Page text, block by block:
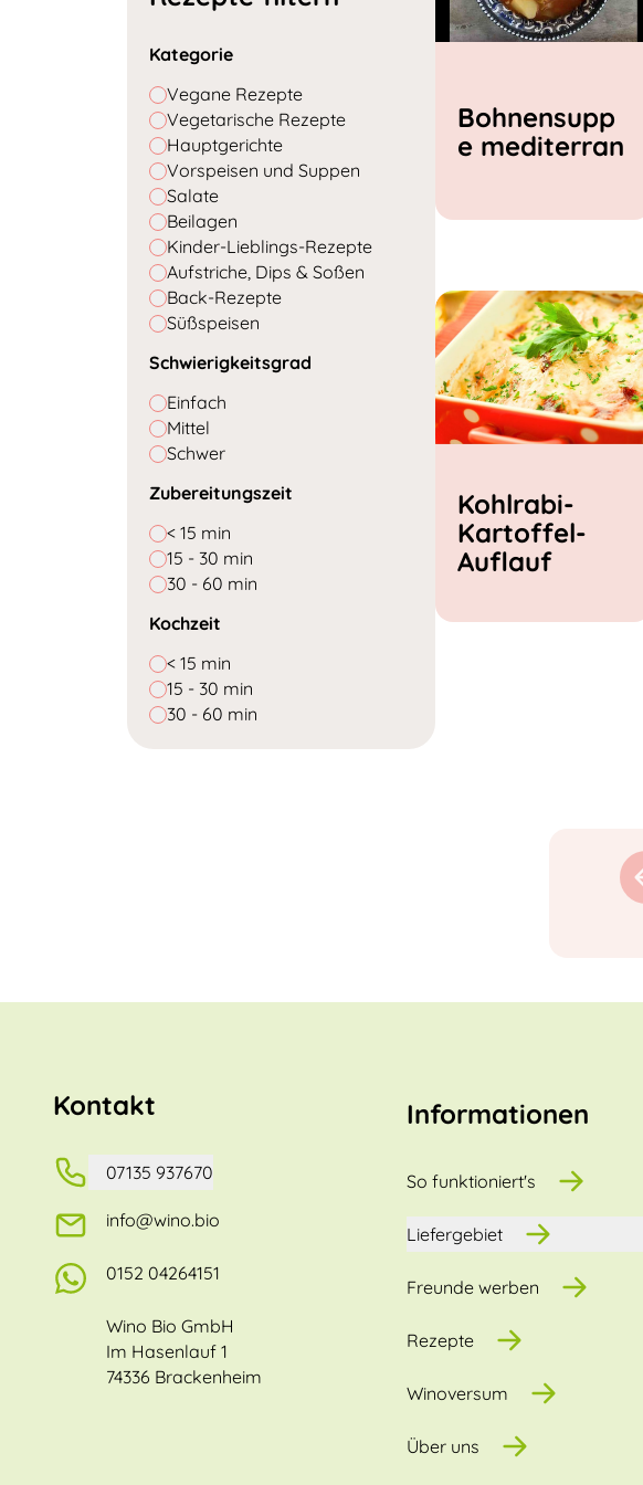
Kategorie
Vegane Rezepte
Vegetarische Rezepte
Hauptgerichte
Vorspeisen und Suppen
Salate
Beilagen
Kinder-Lieblings-Rezepte
Aufstriche, Dips & Soßen
Back-Rezepte
Süßspeisen
Schwierigkeitsgrad
Einfach
Mittel
Schwer
Zubereitungszeit
< 15 min
15 - 30 min
30 - 60 min
Kochzeit
< 15 min
15 - 30 min
30 - 60 min
Bohnensupp
e mediterran
Kohlrabi-
Kartoffel-
Auflauf
Kontakt
07135 937670
info@wino.bio
0152 04264151
Wino Bio GmbH
Im Hasenlauf 1
74336 Brackenheim
Informationen
So funktioniert's
Liefergebiet
Freunde werben
Rezepte
Winoversum
Über uns